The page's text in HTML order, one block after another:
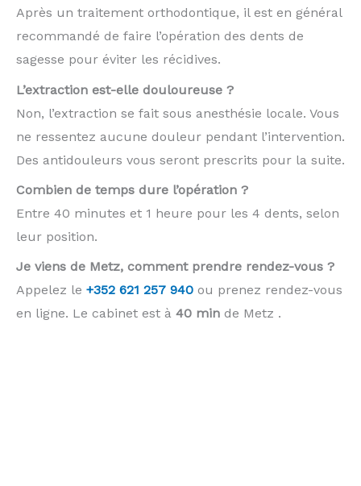
Après un traitement orthodontique, il est en général
recommandé de faire l’opération des dents de
sagesse pour éviter les récidives.
L’extraction est-elle douloureuse ?
Non, l’extraction se fait sous anesthésie locale. Vous
ne ressentez aucune douleur pendant l’intervention.
Des antidouleurs vous seront prescrits pour la suite.
Combien de temps dure l’opération ?
Entre 40 minutes et 1 heure pour les 4 dents, selon
leur position.
Je viens de Metz, comment prendre rendez-vous ?
Appelez le +352 621 257 940 ou prenez rendez-vous
en ligne. Le cabinet est à 40 min de Metz .